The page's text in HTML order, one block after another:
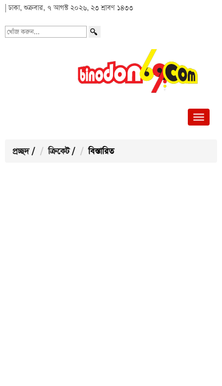
| ঢাকা, শুক্রবার, ৭ আগস্ট ২০২৬, ২৩ শ্রাবণ ১৪৩৩
খোঁজ
প্রচ্ছদ / ক্রিকেট / বিস্তারিত